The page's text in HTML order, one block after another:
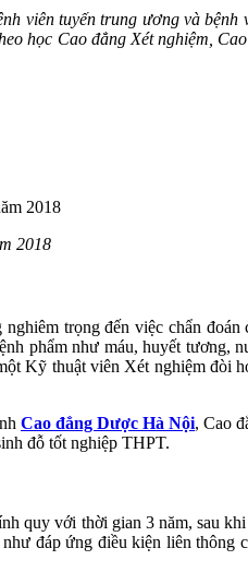
viên tuyến trung ương và bệnh
học Cao đẳng Xét nghiệm,
2018
trọng đến việc chẩn
phẩm như máu, huyết tương,
Kỹ thuật viên Xét nghiệm đòi
Cao đẳng Dược Hà Nội, Cao
đỗ tốt nghiệp THPT.
quy với thời gian 3 năm, sau
như đáp ứng điều kiện liên thông